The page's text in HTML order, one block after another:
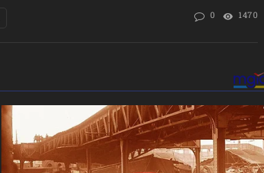
0 1470